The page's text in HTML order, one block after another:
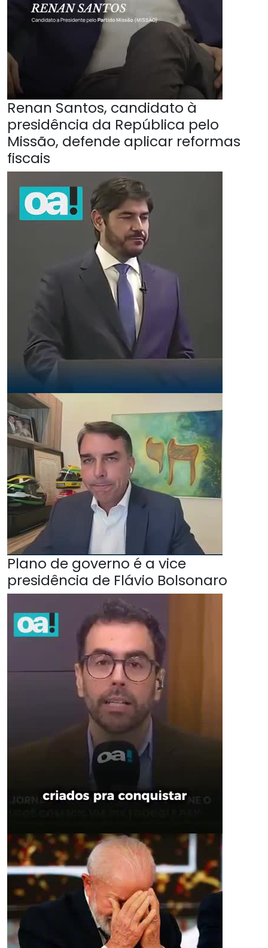
Renan Santos, candidato à
presidência da República pelo
Missão, defende aplicar reformas
fiscais
Plano de governo é a vice
presidência de Flávio Bolsonaro